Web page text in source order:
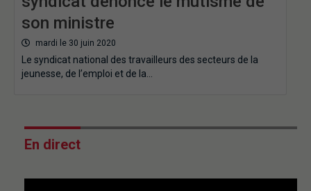
son ministre
mardi le 30 juin 2020
Le syndicat national des travailleurs des secteurs de la
jeunesse, de l’emploi et de la…
En direct